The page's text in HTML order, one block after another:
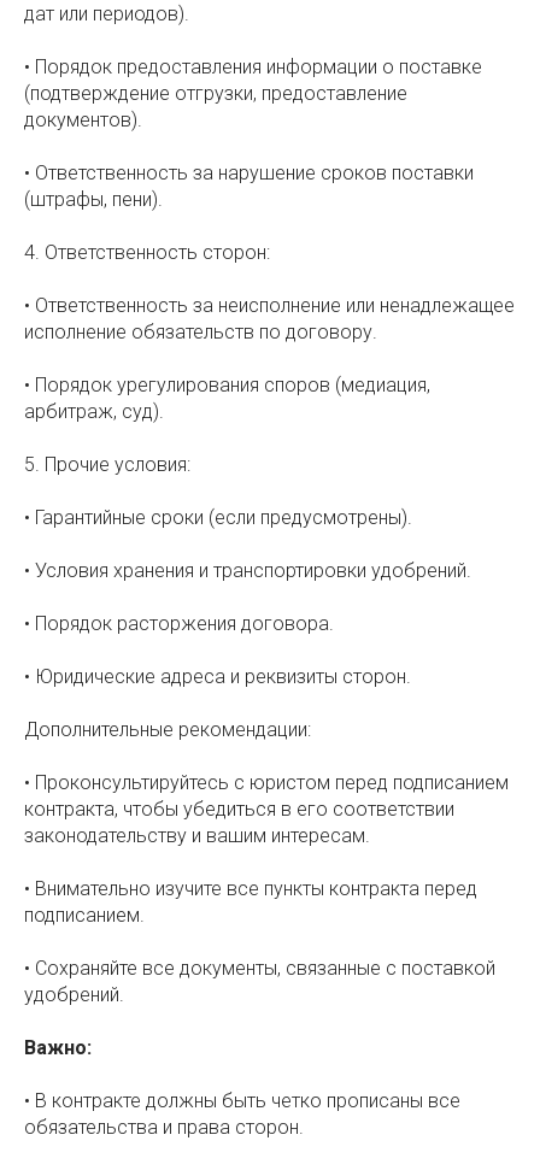
дат или периодов).
• Порядок предоставления информации о поставке
(подтверждение отгрузки, предоставление
документов).
• Ответственность за нарушение сроков поставки
(штрафы, пени).
4. Ответственность сторон:
• Ответственность за неисполнение или ненадлежащее
исполнение обязательств по договору.
• Порядок урегулирования споров (медиация,
арбитраж, суд).
5. Прочие условия:
• Гарантийные сроки (если предусмотрены).
• Условия хранения и транспортировки удобрений.
• Порядок расторжения договора.
• Юридические адреса и реквизиты сторон.
Дополнительные рекомендации:
• Проконсультируйтесь с юристом перед подписанием
контракта, чтобы убедиться в его соответствии
законодательству и вашим интересам.
• Внимательно изучите все пункты контракта перед
подписанием.
• Сохраняйте все документы, связанные с поставкой
удобрений.
Важно:
• В контракте должны быть четко прописаны все
обязательства и права сторон.